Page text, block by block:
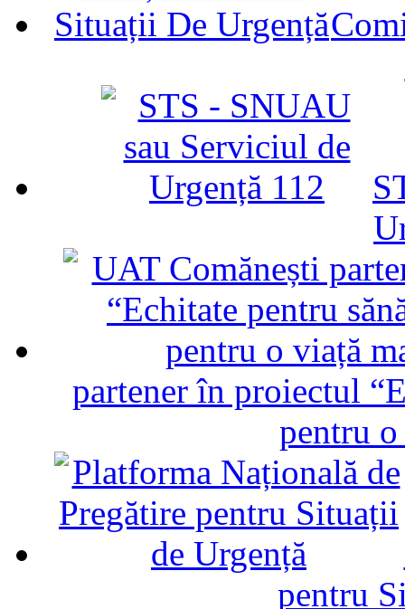
partener în proiectul
pentru
pentru